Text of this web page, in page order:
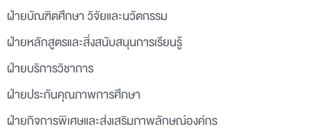
ฝ่ายบัณฑิตศึกษา วิจัยและนวัตกรรม
ฝ่ายหลักสูตรและสิ่งสนับสนุนการเรียนรู้
ฝ่ายบริการวิชาการ
ฝ่ายประกันคุณภาพการศึกษา
ฝ่ายกิจการพิเศษและส่งเสริมภาพลักษณ์องค์กร